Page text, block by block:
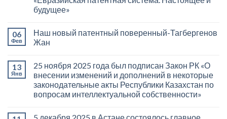
будущее»
06
Фев
Наш новый патентный поверенный-Тагбергенов
Жан
13
Янв
25 ноября 2025 года был подписан Закон РК «О
внесении изменений и дополнений в некоторые
законодательные акты Республики Казахстан по
вопросам интеллектуальной собственности»